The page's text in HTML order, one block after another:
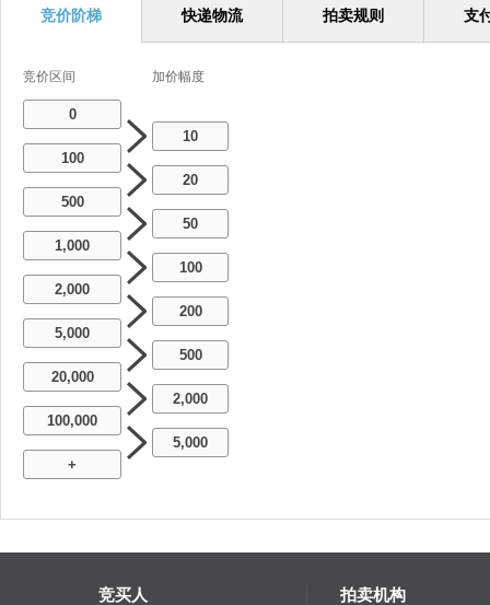
竞价阶梯 快递物流 拍卖规则 支
竞价区间 加价幅度
0
10
100
20
500
50
1,000
100
2,000
200
5,000
500
20,000
2,000
100,000
5,000
+
竞买人 拍卖机构